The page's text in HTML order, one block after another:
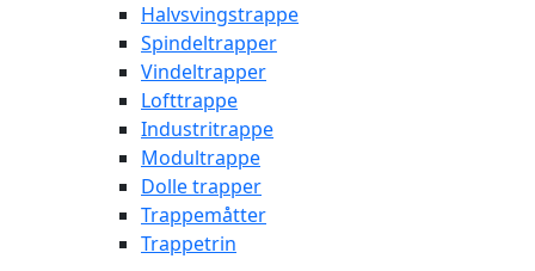
Halvsvingstrappe
Spindeltrapper
Vindeltrapper
Lofttrappe
Industritrappe
Modultrappe
Dolle trapper
Trappemåtter
Trappetrin